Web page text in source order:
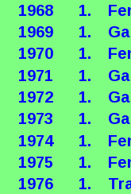
1968
1.
1969
1.
1970
1.
1971
1.
1972
1.
1973
1.
1974
1.
1975
1.
1976
1.